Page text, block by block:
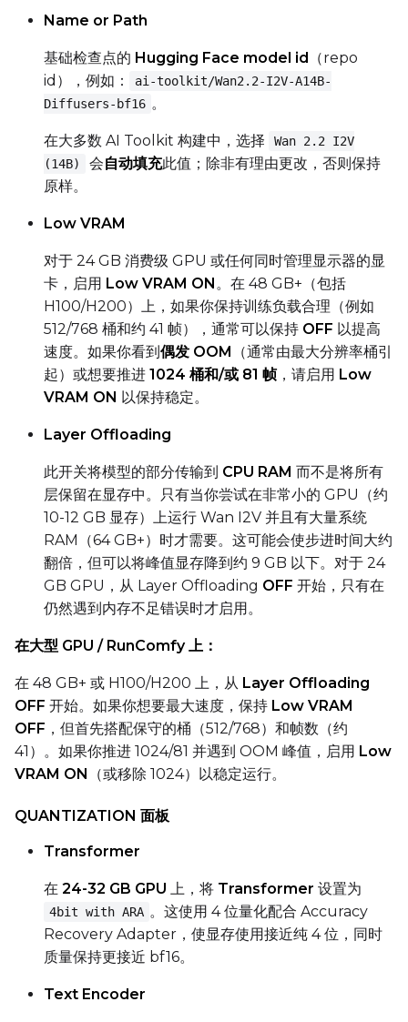
Prompt
Width
Seed
LoRA Scale
Width
Height
LoRA Scale
Name or Path
基础检查点的 Hugging Face model id （repo
id），例如：
ai-toolkit/Wan2.2-I2V-A14B-
Diffusers-bf16 。
在大多数 AI Toolkit 构建中，选择
Wan 2.2 I2V
(14B)
会自动填充此值；除非有理由更改，否则保持
原样。
Low VRAM
对于 24 GB 消费级 GPU 或任何同时管理显示器的显
卡，启用 Low VRAM ON。在 48 GB+（包括
H100/H200）上，如果你保持训练负载合理（例如
512/768 桶和约 41 帧），通常可以保持 OFF 以提高
速度。如果你看到偶发 OOM
（通常由最大分辨率桶引
起）或想要推进 1024 桶和/或 81 帧，请启用 Low
VRAM ON 以保持稳定。
Layer Offloading
此开关将模型的部分传输到 CPU RAM 而不是将所有
层保留在显存中。只有当你尝试在非常小的 GPU（约
10-12 GB 显存）上运行 Wan I2V 并且有大量系统
RAM（64 GB+）时才需要。这可能会使步进时间大约
翻倍，但可以将峰值显存降到约 9 GB 以下。对于 24
GB GPU，从 Layer Offloading OFF 开始，只有在
仍然遇到内存不足错误时才启用。
在大型 GPU / RunComfy 上：
在 48 GB+ 或 H100/H200 上，从 Layer Offloading
OFF 开始。如果你想要最大速度，保持 Low VRAM
OFF ，但首先搭配保守的桶（512/768）和帧数（约
41）。如果你推进 1024/81 并遇到 OOM 峰值，启用 Low
VRAM ON
（或移除 1024）以稳定运行。
QUANTIZATION 面板
Transformer
在 24-32 GB GPU 上，将 Transformer 设置为
4bit with ARA 。这使用 4 位量化配合 Accuracy
Recovery Adapter，使显存使用接近纯 4 位，同时
质量保持更接近 bf16。
Text Encoder